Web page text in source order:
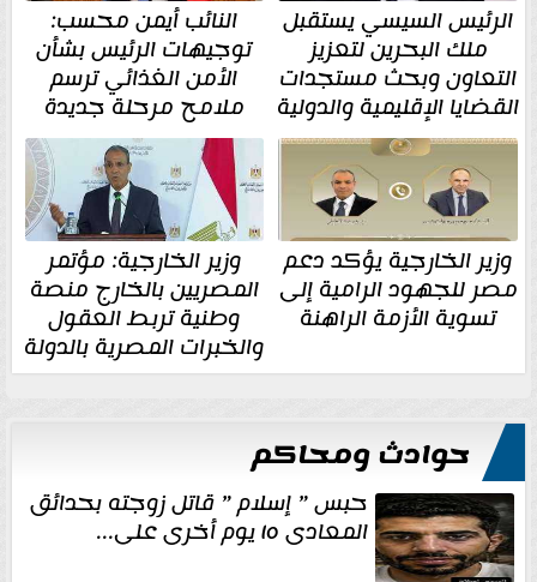
الرئيس السيسي يستقبل
ملك البحرين لتعزيز
التعاون وبحث مستجدات
القضايا الإقليمية والدولية
النائب أيمن محسب:
توجيهات الرئيس بشأن
الأمن الغذائي ترسم
ملامح مرحلة جديدة
وزير الخارجية يؤكد دعم
مصر للجهود الرامية إلى
تسوية الأزمة الراهنة
وزير الخارجية: مؤتمر
المصريين بالخارج منصة
وطنية تربط العقول
والخبرات المصرية بالدولة
حوادث ومحاكم
حبس ” إسلام ” قاتل زوجته بحدائق
المعادى ١٥ يوم أخرى على...